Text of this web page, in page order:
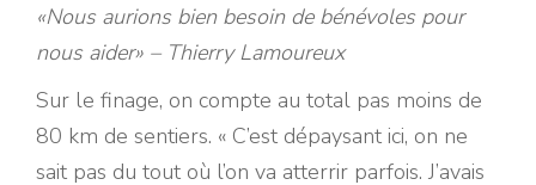
«Nous aurions bien besoin de bénévoles pour
nous aider» – Thierry Lamoureux
Sur le finage, on compte au total pas moins de
80 km de sentiers. « C’est dépaysant ici, on ne
sait pas du tout où l’on va atterrir parfois. J’avais